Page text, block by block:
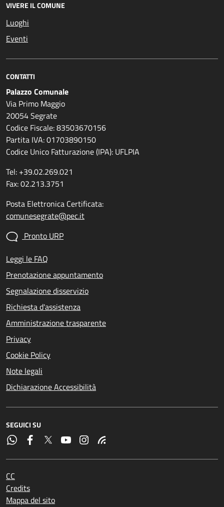
VIVERE IL COMUNE
Luoghi
Eventi
CONTATTI
Palazzo Comunale
Via Primo Maggio
20054 Segrate
Codice Fiscale: 83503670156
Partita IVA: 01703890150
Codice Unico Fatturazione (IPA): UFLPIA
Tel: +39.02.269.021
Fax: 02.213.3751
Posta Elettronica Certificata:
comunesegrate@pec.it
Pronto URP
Leggi le FAQ
Prenotazione appuntamento
Segnalazione disservizio
Richiesta d'assistenza
Amministrazione trasparente
Privacy
Cookie Policy
Note legali
Dichiarazione Accessibilità
SEGUICI SU
CC
Credits
Mappa del sito